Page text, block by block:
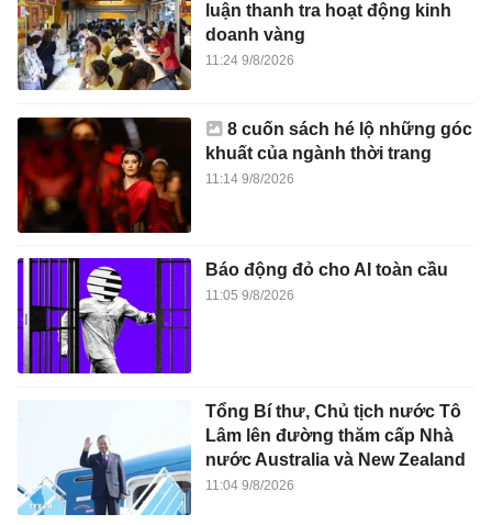
luận thanh tra hoạt động kinh
doanh vàng
11:24 9/8/2026
8 cuốn sách hé lộ những góc
khuất của ngành thời trang
11:14 9/8/2026
Báo động đỏ cho AI toàn cầu
11:05 9/8/2026
Tổng Bí thư, Chủ tịch nước Tô
Lâm lên đường thăm cấp Nhà
nước Australia và New Zealand
11:04 9/8/2026